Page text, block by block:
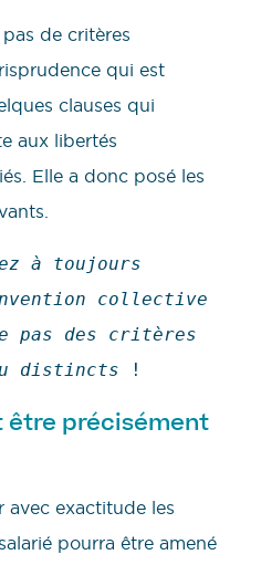
de critères
qui est
clauses qui
aux libertés
Elle a donc posé les
à toujours
collective
pas des critères
distincts !
être précisément
avec exactitude les
pourra être amené